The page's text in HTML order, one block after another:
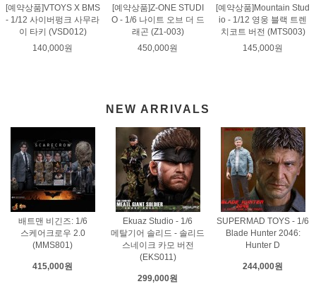
[예약상품]VTOYS X BMS
- 1/12 사이버펑크 사무라
이 타키 (VSD012)
140,000원
[예약상품]Z-ONE STUDI
O - 1/6 나이트 오브 더 드
래곤 (Z1-003)
450,000원
[예약상품]Mountain Stud
io - 1/12 영웅 블랙 트렌
치코트 버전 (MTS003)
145,000원
NEW ARRIVALS
배트맨 비긴즈: 1/6
스케어크로우 2.0
(MMS801)
415,000원
Ekuaz Studio - 1/6
메탈기어 솔리드 - 솔리드
스네이크 카모 버전
(EKS011)
299,000원
SUPERMAD TOYS - 1/6
Blade Hunter 2046:
Hunter D
244,000원